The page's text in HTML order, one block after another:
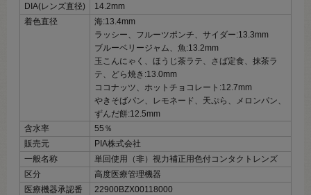
DIA(レンズ直径)
14.2mm
着色直径
海:13.4mm
ラッシー、フルーツポンチ、サイダー:13.3mm
ブルーベリージャム、魚:13.2mm
玉こんにゃく、ほうじ茶ラテ、さば定食、抹茶ラ
テ、どら焼き:13.0mm
ココナッツ、ホットチョコレート:12.7mm
やきそばパン、レモネード、天ぷら、メロンパン、
ずんだ餅:12.5mm
含水率
55％
販売元
PIA株式会社
一般名称
単回使用（非）視力補正用色付コンタクトレンズ
区分
高度医療管理機器
医療機器承認番
22900BZX00118000